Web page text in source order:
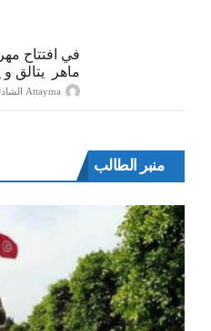
في افتتاح
ماهر يتالق و
Attayma الشاذلي عرايبية
منبر الطالب